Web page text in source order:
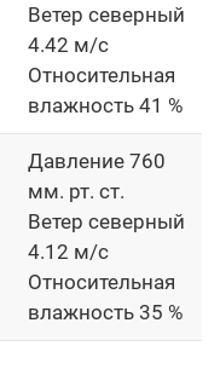
Ветер северный
4.42 м/с
Относительная
влажность 41 %
Давление 760
мм. рт. ст.
Ветер северный
4.12 м/с
Относительная
влажность 35 %